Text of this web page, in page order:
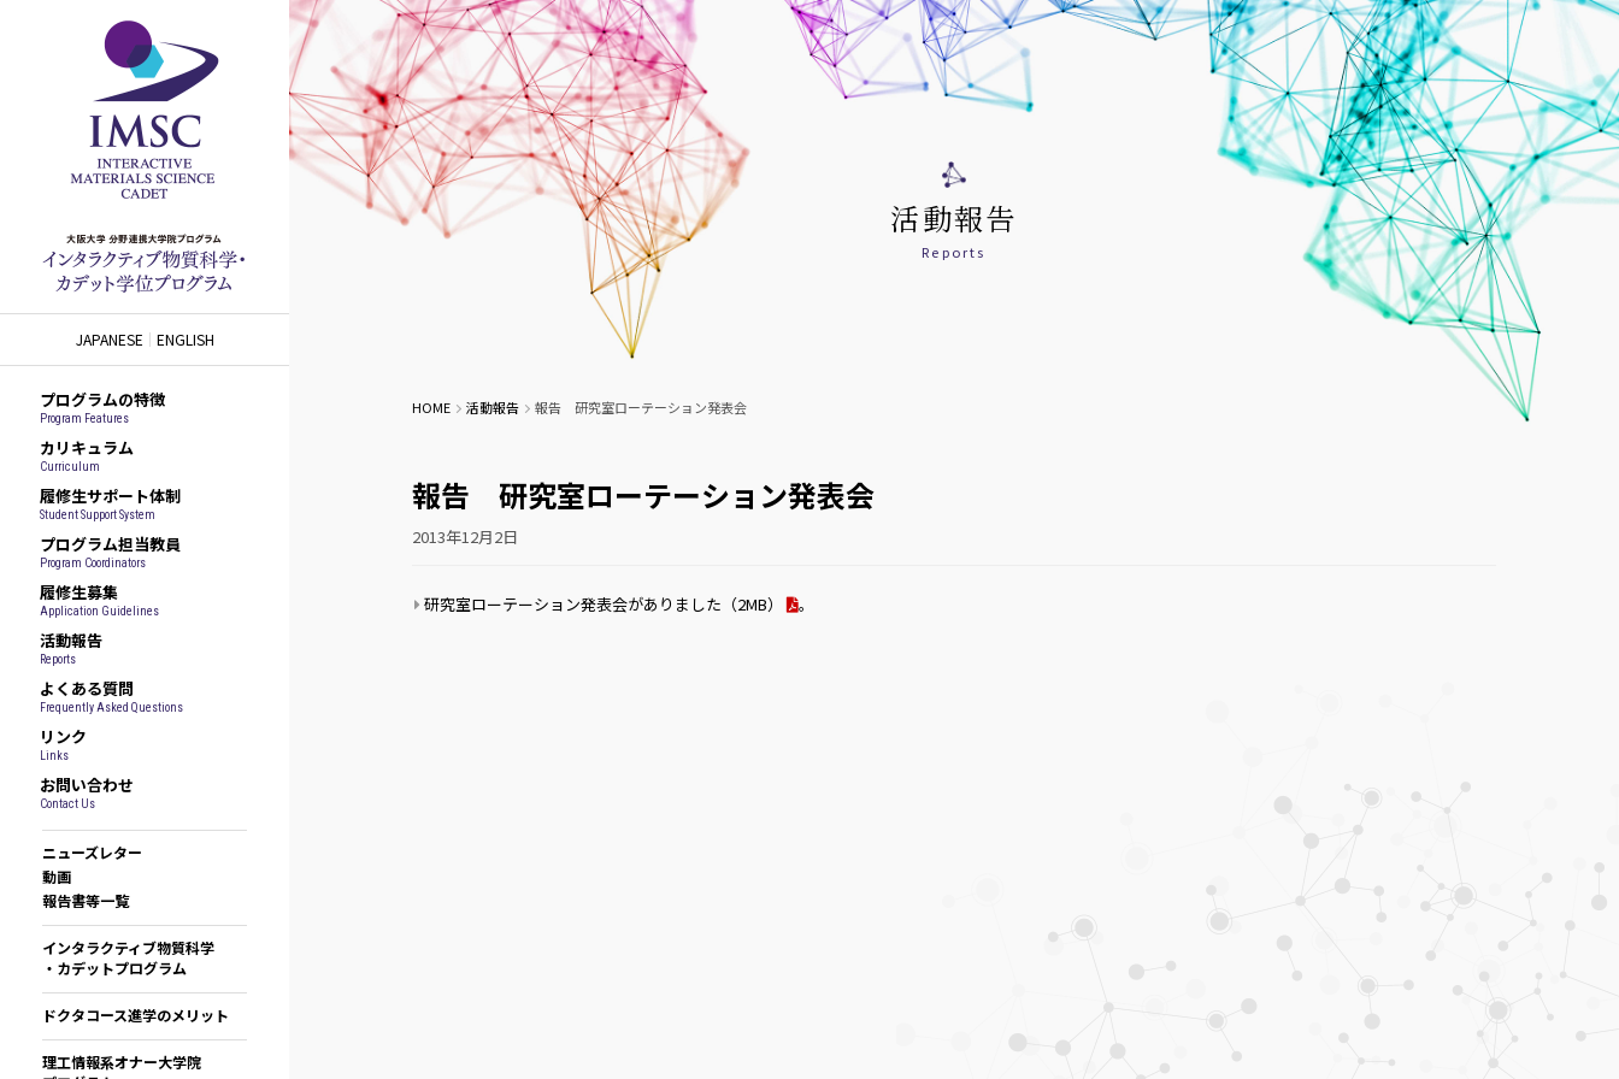
JAPANESE ENGLISH
プログラムの特徴
Program Features
カリキュラム
Curriculum
履修生サポート体制
Student Support System
プログラム担当教員
Program Coordinators
履修生募集
Application Guidelines
活動報告
Reports
よくある質問
Frequently Asked Questions
リンク
Links
お問い合わせ
Contact Us
ニューズレター
動画
報告書等一覧
インタラクティブ物質科学
・カデットプログラム
ドクタコース進学のメリット
理工情報系オナー大学院
活動報告
Reports
HOME 活動報告 報告 研究室ローテーション発表会
報告 研究室ローテーション発表会
2013年12月2日
研究室ローテーション発表会がありました （2MB） 。